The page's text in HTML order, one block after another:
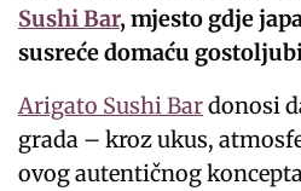
Sushi Bar, mjesto gdje
susreće domaću
Arigato Sushi Bardonosi
grada – kroz ukus,
ovog autentičnog